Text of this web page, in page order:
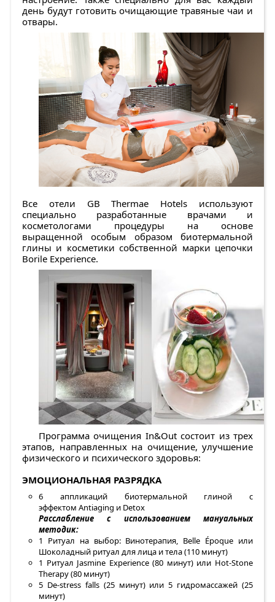
день будут готовить очищающие травяные чаи и
отвары.
Все отели GB Thermae Hotels используют
специально разработанные врачами и
косметологами процедуры на основе
выращенной особым образом биотермальной
глины и косметики собственной марки цепочки
Borile Experience.
Программа очищения In&Out состоит из трех
этапов, направленных на очищение, улучшение
физического и психического здоровья:
ЭМОЦИОНАЛЬНАЯ РАЗРЯДКА
6 аппликаций биотермальной глиной с
эффектом Antiaging и Detox
Расслабление с использованием мануальных
методик:
1 Ритуал на выбор: Винотерапия, Belle Époque или
Шоколадный ритуал для лица и тела (110 минут)
1 Ритуал Jasmine Experience (80 минут) или Hot-Stone
Therapy (80 минут)
5 De-stress falls (25 минут) или 5 гидромассажей (25
минут)